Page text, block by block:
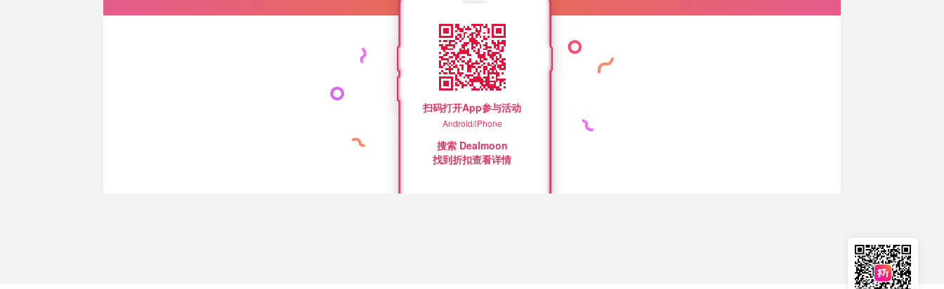
扫码打开App参与活动
Android/iPhone
搜索 Dealmoon
找到折扣查看详情